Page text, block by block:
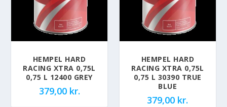
HEMPEL HARD
RACING XTRA 0,75L
0,75 L 12400 GREY
379,00 kr.
HEMPEL HARD
RACING XTRA 0,75L
0,75 L 30390 TRUE
BLUE
379,00 kr.